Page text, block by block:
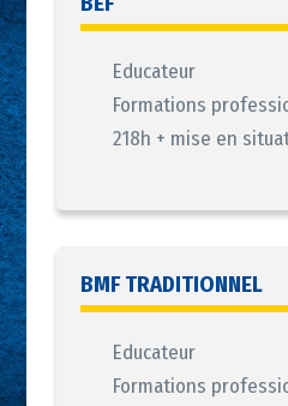
Educateur
Formations
218h + mise en
BMF TRADITIONNEL
Educateur
Formations